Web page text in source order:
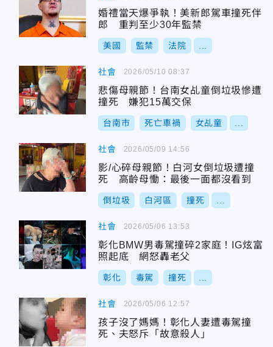
婚禮當天爆爭執！美新郎駕車撞死伴
郎 重判至少30年監禁
美國 監禁 法院
社會
悲傷母親節！台南女乩童倒垃圾慘遭
撞死 嫌犯15萬交保
台南市 死亡車禍 女乩童
2026/05/10 08:37
社會
影/心碎母親節！白河女倒垃圾遭撞
死 高齡母慟：最後一面都沒看到
倒垃圾 白河區 撞死
2026/05/09 14:56
社會
彰化BMW男毒駕撞碎2家庭！IG炫富
照起底 網怒轟老父
彰化 毒駕 撞死
2026/05/06 13:53
社會
孩子沒了媽媽！彰化人妻遭毒駕撞
死、夫怒斥「故意殺人」
2026/05/06 12:57